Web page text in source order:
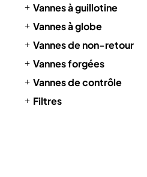
Vannes à guillotine
Vannes à globe
Vannes de non-retour
Vannes forgées
Vannes de contrôle
Filtres